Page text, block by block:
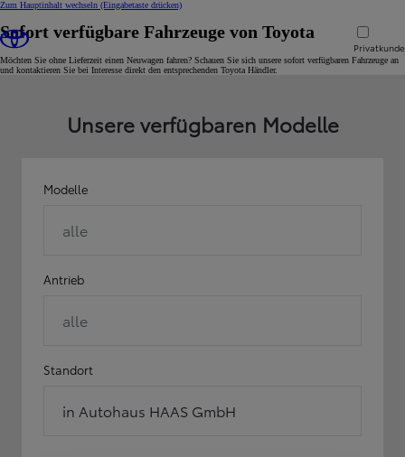
Zum Hauptinhalt wechseln (Eingabetaste drücken)
Sofort verfügbare Fahrzeuge von Toyota
Möchten Sie ohne Lieferzeit einen Neuwagen fahren? Schauen Sie sich unsere sofort verfügbaren Fahrzeuge an
und kontaktieren Sie bei Interesse direkt den entsprechenden Toyota Händler.
Unsere verfügbaren Modelle
Modelle
alle
Antrieb
alle
Standort
in Autohaus HAAS GmbH